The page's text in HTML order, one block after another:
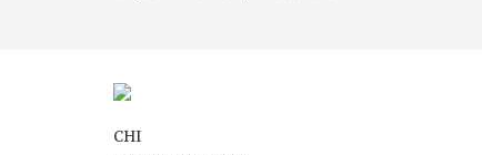
CHI